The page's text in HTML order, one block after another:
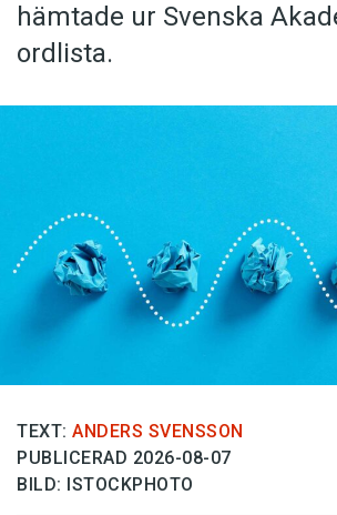
hämtade ur Svenska
ordlista.
TEXT: ANDERS SVENSSON
PUBLICERAD 2026-08-07
BILD: ISTOCKPHOTO